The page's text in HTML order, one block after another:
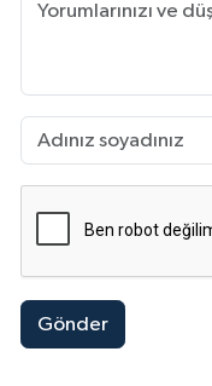
Gönder